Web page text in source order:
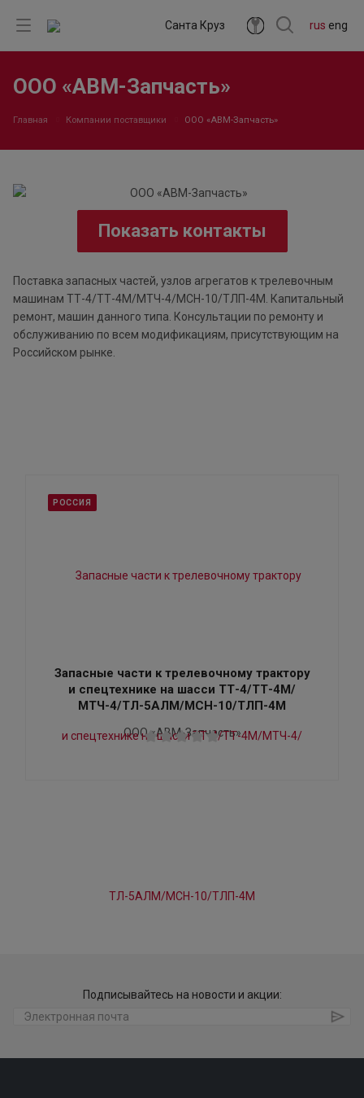
rus eng
Санта Круз
ООО «АВМ-Запчасть»
Главная Компании поставщики ООО «АВМ-Запчасть»
Показать контакты
Поставка запасных частей, узлов агрегатов к трелевочным
машинам ТТ-4/ТТ-4М/МТЧ-4/МСН-10/ТЛП-4М. Капитальный
ремонт, машин данного типа. Консультации по ремонту и
обслуживанию по всем модификациям, присутствующим на
Российском рынке.
РОССИЯ
Запасные части к трелевочному трактору
и спецтехнике на шасси ТТ-4/ТТ-4М/
МТЧ-4/ТЛ-5АЛМ/МСН-10/ТЛП-4М
ООО «АВМ-Запчасть»
Подписывайтесь на новости и акции: